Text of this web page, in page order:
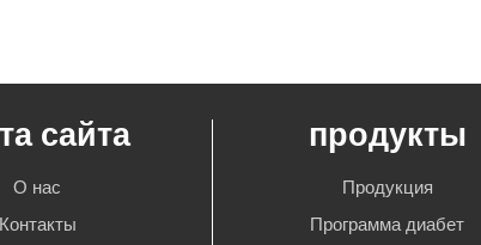
сайта
О нас
Контакты
продукты
Продукция
Программа диабет